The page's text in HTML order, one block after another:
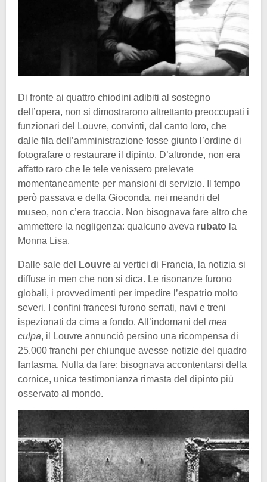
Di fronte ai quattro chiodini adibiti al sostegno
dell’opera, non si dimostrarono altrettanto preoccupati i
funzionari del Louvre, convinti, dal canto loro, che
dalle fila dell’amministrazione fosse giunto l’ordine di
fotografare o restaurare il dipinto. D’altronde, non era
affatto raro che le tele venissero prelevate
momentaneamente per mansioni di servizio. Il tempo
però passava e della Gioconda, nei meandri del
museo, non c’era traccia. Non bisognava fare altro che
ammettere la negligenza: qualcuno aveva rubato la
Monna Lisa.
Dalle sale del Louvre ai vertici di Francia, la notizia si
diffuse in men che non si dica. Le risonanze furono
globali, i provvedimenti per impedire l’espatrio molto
severi. I confini francesi furono serrati, navi e treni
ispezionati da cima a fondo. All’indomani del mea
culpa, il Louvre annunciò persino una ricompensa di
25.000 franchi per chiunque avesse notizie del quadro
fantasma. Nulla da fare: bisognava accontentarsi della
cornice, unica testimonianza rimasta del dipinto più
osservato al mondo.